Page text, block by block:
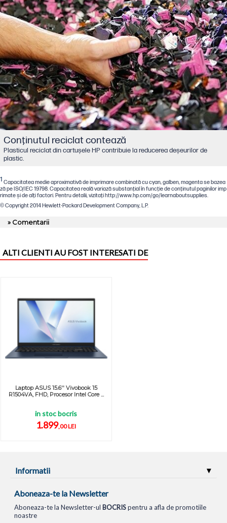
Conţinutul reciclat contează
Plasticul reciclat din cartușele HP contribuie la reducerea deșeurilor de
plastic.
1 Capacitatea medie aproximativă de imprimare combinată cu cyan, galben, magenta se bazea
ză pe ISO/IEC 19798. Capacitatea reală variază substanţial în funcţie de conţinutul paginilor imp
rimate şi de alţi factori. Pentru detalii, vizitaţi http://www.hp.com/go/learnaboutsupplies.
© Copyright 2014 Hewlett-Packard Development Company, L.P.
» Comentarii
ALTI CLIENTI AU FOST INTERESATI DE
Laptop ASUS 15.6'' Vivobook 15
R1504VA, FHD, Procesor Intel Core ...
in stoc bocris
1.899,00 LEI
Informatii
Aboneaza-te la Newsletter
Aboneaza-te la Newsletter-ul BOCRISpentru a afla de promotiile
noastre